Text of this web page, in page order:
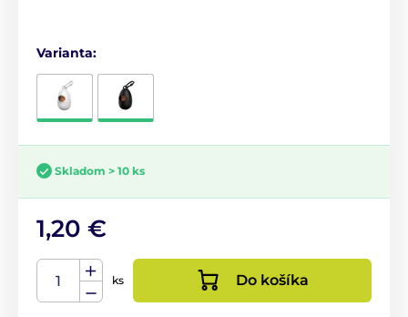
Varianta:
Skladom > 10 ks
1,20 €
ks Do košíka